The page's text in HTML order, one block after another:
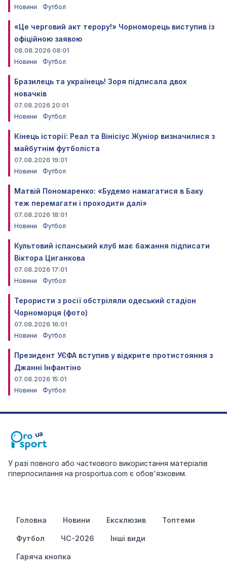
Новини
Футбол
«Це черговий акт терору!» Чорноморець виступив із
офіційною заявою
08.08.2026 08:01
Новини
Футбол
Бразилець та українець! Зоря підписала двох
новачків
07.08.2026 20:01
Новини
Футбол
Кінець історії: Реал та Вінісіус Жуніор визначилися з
майбутнім футболіста
07.08.2026 19:01
Новини
Футбол
Матвій Пономаренко: «Будемо намагатися в Баку
теж перемагати і проходити далі»
07.08.2026 18:01
Новини
Футбол
Культовий іспанський клуб має бажання підписати
Віктора Циганкова
07.08.2026 17:01
Новини
Футбол
Терористи з росії обстріляли одеський стадіон
Чорноморця (фото)
07.08.2026 16:01
Новини
Футбол
Президент УЄФА вступив у відкрите протистояння з
Джанні Інфантіно
07.08.2026 15:01
Новини
Футбол
У разі повного або часткового використання матеріалів
гіперпосилання на prosportua.com є обов'язковим.
Головна Новини Ексклюзив Топтеми
Футбол ЧС-2026 Інші види
Гаряча кнопка